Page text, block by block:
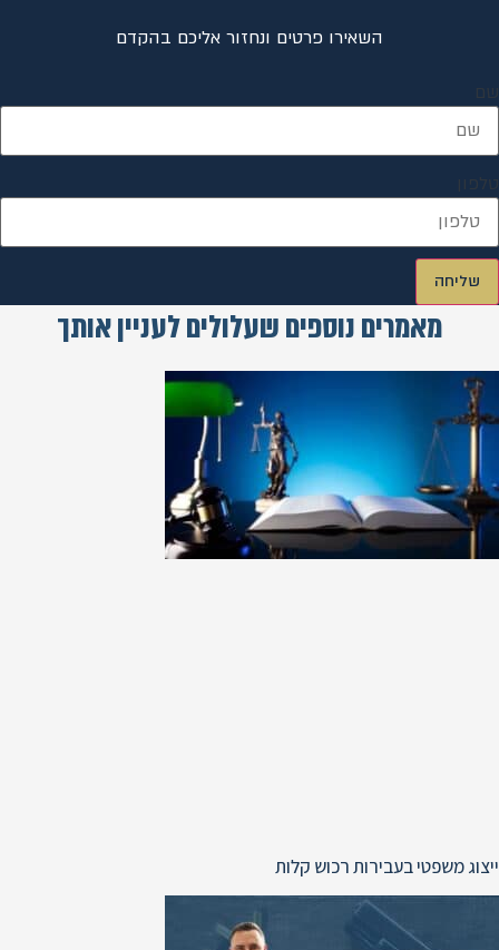
השאירו פרטים ונחזור אליכם בהקדם
שם
טלפון
שליחה
מאמרים נוספים שעלולים לעניין אותך
ייצוג משפטי בעבירות רכוש קלות